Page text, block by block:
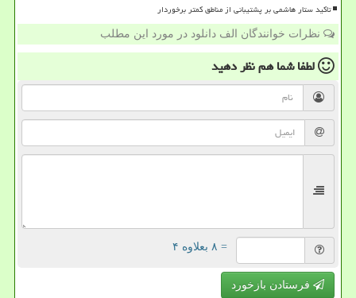
تاکید ستار هاشمی بر پشتیبانی از مناطق کمتر برخوردار
نظرات خوانندگان الف دانلود در مورد این مطلب
لطفا شما همنظر دهید
= ۸ بعلاوه ۴
فرستادن بازخورد